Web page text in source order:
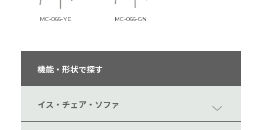
機能・形状で探す
イス・チェア・ソファ
MC-066-YE MC-066-GN